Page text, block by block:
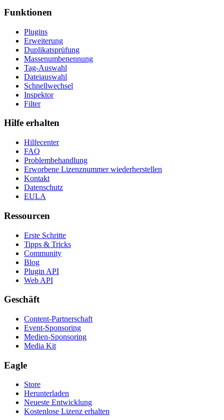
Funktionen
Plugins
Erweiterung
Duplikatsprüfung
Massenumbenennung
Tag-Auswahl
Dateiauswahl
Schnellwechsel
Inspektor
Filter
Hilfe erhalten
Hilfecenter
FAQ
Problembehandlung
Erworbene Lizenznummer wiederherstellen
Kontakt
Datenschutz
EULA
Ressourcen
Erste Schritte
Tipps & Tricks
Community
Blog
Plugin API
Web API
Geschäft
Content-Partnerschaft
Event-Sponsoring
Medien-Sponsoring
Media Kit
Eagle
Store
Herunterladen
Neueste Entwicklung
Kostenlose Lizenz erhalten